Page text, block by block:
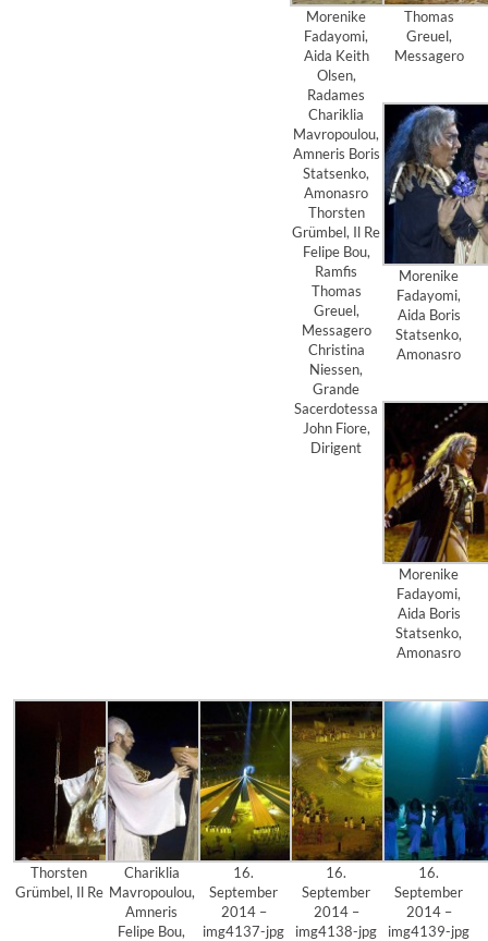
Morenike
Fadayomi,
Aida Keith
Olsen,
Radames
Chariklia
Mavropoulou,
Amneris Boris
Statsenko,
Amonasro
Thorsten
Grümbel, Il Re
Felipe Bou,
Ramfis
Thomas
Greuel,
Messagero
Christina
Niessen,
Grande
Sacerdotessa
John Fiore,
Dirigent
Thomas
Greuel,
Messagero
Morenike
Fadayomi,
Aida Boris
Statsenko,
Amonasro
Morenike
Fadayomi,
Aida Boris
Statsenko,
Amonasro
Thorsten
Grümbel, Il Re
Chariklia
Mavropoulou,
Amneris
Felipe Bou,
16.
September
2014 –
img4137-jpg
16.
September
2014 –
img4138-jpg
16.
September
2014 –
img4139-jpg